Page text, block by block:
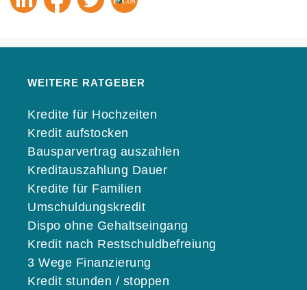
WEITERE RATGEBER
Kredite für Hochzeiten
Kredit aufstocken
Bausparvertrag auszahlen
Kreditauszahlung Dauer
Kredite für Familien
Umschuldungskredit
Dispo ohne Gehaltseingang
Kredit nach Restschuldbefreiung
3 Wege Finanzierung
Kredit stunden / stoppen